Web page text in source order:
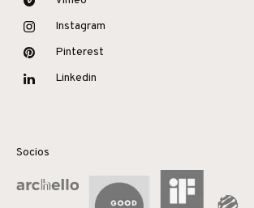
Instagram
Pinterest
Linkedin
Socios